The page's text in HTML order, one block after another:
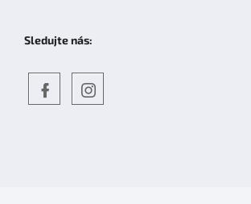
Sledujte nás: